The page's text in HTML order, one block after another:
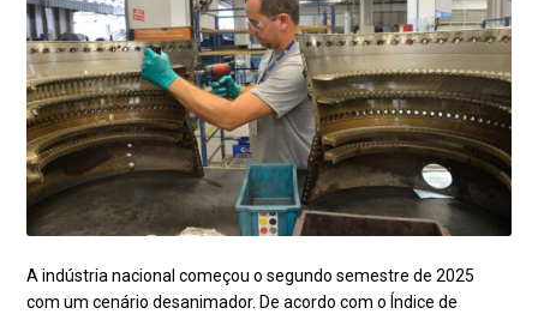
A indústria nacional começou o segundo semestre de 2025
com um cenário desanimador. De acordo com o Índice de